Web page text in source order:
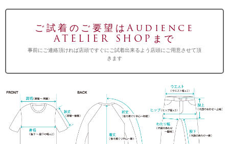
ご試着のご要望はAudience
ATELIER SHOPまで
事前にご連絡頂ければ店頭ですぐにご試着出来るよう店頭にご用意させて頂
きます